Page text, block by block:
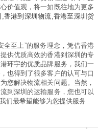
价值观，将一如既往地为更多
,香港到深圳物流,香港至深圳货
全至上”的服务理念，凭借香港
供优质高效的香港到深圳的专
环宇的优质品牌服务，我们一
也得到了很多客户的认可与口
您解决物流相关问题。当然，
到深圳的运输服务，您也可以
们最希望能够为您提供服务